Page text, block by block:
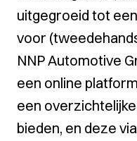
uitgegroeid tot
voor
NNP Automotive
een online
een
bieden, en deze